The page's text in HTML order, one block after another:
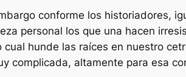
conforme los historiadores,
personal los que una hacen
hunde las raíces en nuestro
complicada, altamente para esa